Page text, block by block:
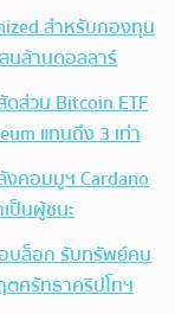
สำหรับกองทุน
นล้านดอลลาร์
ส่วน Bitcoin ETF
แทนถึง 3 เท่า
คอมมูฯ Cardano
ป็นผู้ชนะ
บล็อก รับทรัพย์คน
ตศรัทธาคริปโทฯ